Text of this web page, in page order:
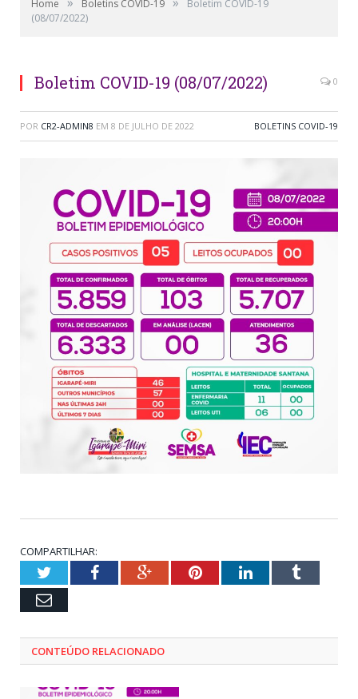
Home Boletins COVID-19
Boletim COVID-19
(08/07/2022)
Boletim COVID-19 (08/07/2022) 0
POR CR2-ADMIN8 EM 8 DE JULHO DE 2022 BOLETINS COVID-19
COMPARTILHAR:
TwitterFacebookGoogle+PinterestLinkedInTumblr
Email
CONTEÚDO RELACIONADO